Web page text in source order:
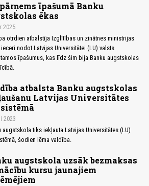
īpašumā Banku
ēkas
2025
otrdien atbalstīja Izglītības un zinātnes ministrijas
nodot Latvijas Universitātei (LU) valsts
īpašumus, kas līdz šim bija Banku augstskolas
atbalsta Banku augstskolas
Latvijas Universitātes
2023
augstskola tiks iekļauta Latvijas Universitātes (LU)
šodien lēma valdība.
augstskola uzsāk bezmaksas
kursu jaunajiem